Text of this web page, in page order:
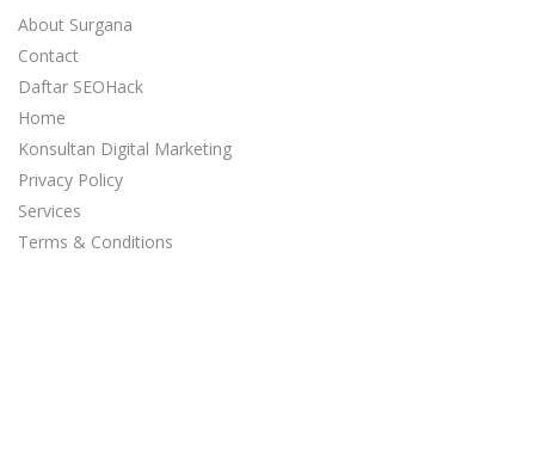
About Surgana
Contact
Daftar SEOHack
Home
Konsultan Digital Marketing
Privacy Policy
Services
Terms & Conditions